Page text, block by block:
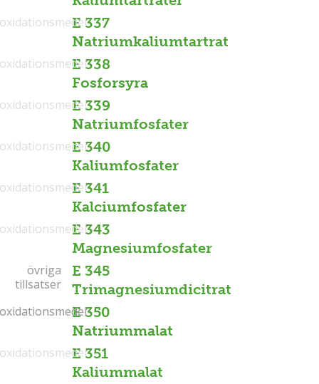
E 337
Natriumkaliumtartrat
E 338
Fosforsyra
E 339
Natriumfosfater
E 340
Kaliumfosfater
E 341
Kalciumfosfater
E 343
Magnesiumfosfater
E 345
Trimagnesiumdicitrat
övriga
tillsatser
övriga
tillsatser
E 350
Natriummalat
E 351
Kaliummalat